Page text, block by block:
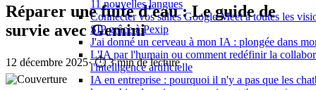
11 nouvelles langues
Connecter vos salles Google Meet à toutes les
SIP grâce à Pexip
J'ai donné un cerveau à mon IA : plongée dans
L'IA par l'humain ou comment redéfinir la
l'intelligence artificielle
IA en entreprise : pourquoi il n'y a pas que les
Réparer une fuite d'eau : Le guide de
survie avec Gemini
12 décembre 2025· ⏱️ 3 min de lecture